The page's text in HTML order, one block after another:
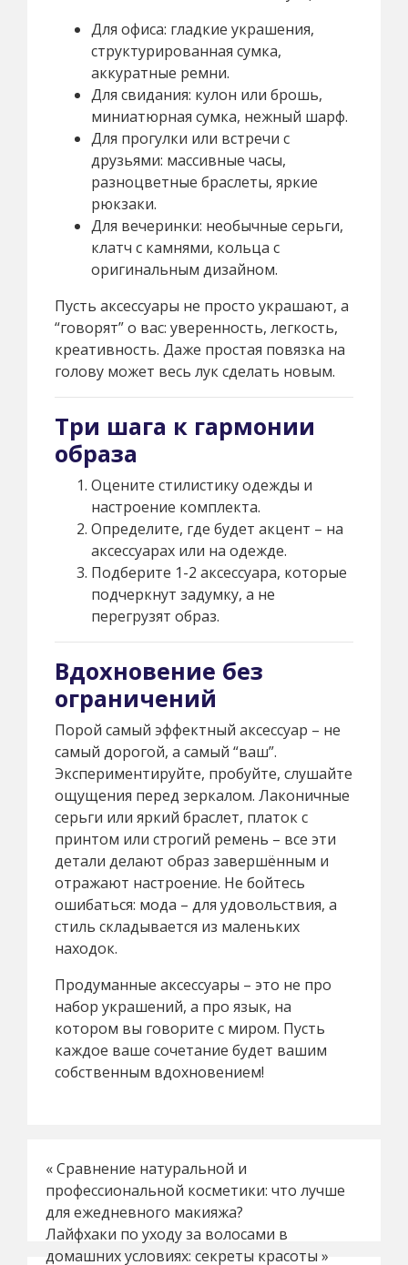
Для офиса: гладкие украшения,
структурированная сумка,
аккуратные ремни.
Для свидания: кулон или брошь,
миниатюрная сумка, нежный шарф.
Для прогулки или встречи с
друзьями: массивные часы,
разноцветные браслеты, яркие
рюкзаки.
Для вечеринки: необычные серьги,
клатч с камнями, кольца с
оригинальным дизайном.
Пусть аксессуары не просто украшают, а
“говорят” о вас: уверенность, легкость,
креативность. Даже простая повязка на
голову может весь лук сделать новым.
Три шага к гармонии
образа
Оцените стилистику одежды и
настроение комплекта.
Определите, где будет акцент – на
аксессуарах или на одежде.
Подберите 1-2 аксессуара, которые
подчеркнут задумку, а не
перегрузят образ.
Вдохновение без
ограничений
Порой самый эффектный аксессуар – не
самый дорогой, а самый “ваш”.
Экспериментируйте, пробуйте, слушайте
ощущения перед зеркалом. Лаконичные
серьги или яркий браслет, платок с
принтом или строгий ремень – все эти
детали делают образ завершённым и
отражают настроение. Не бойтесь
ошибаться: мода – для удовольствия, а
стиль складывается из маленьких
находок.
Продуманные аксессуары – это не про
набор украшений, а про язык, на
котором вы говорите с миром. Пусть
каждое ваше сочетание будет вашим
собственным вдохновением!
«Сравнение натуральной и
профессиональной косметики: что лучше
для ежедневного макияжа?
Лайфхаки по уходу за волосами в
домашних условиях: секреты красоты »